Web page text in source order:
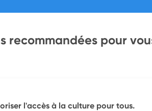
recommandées pour
l'accès à la culture pour tous.